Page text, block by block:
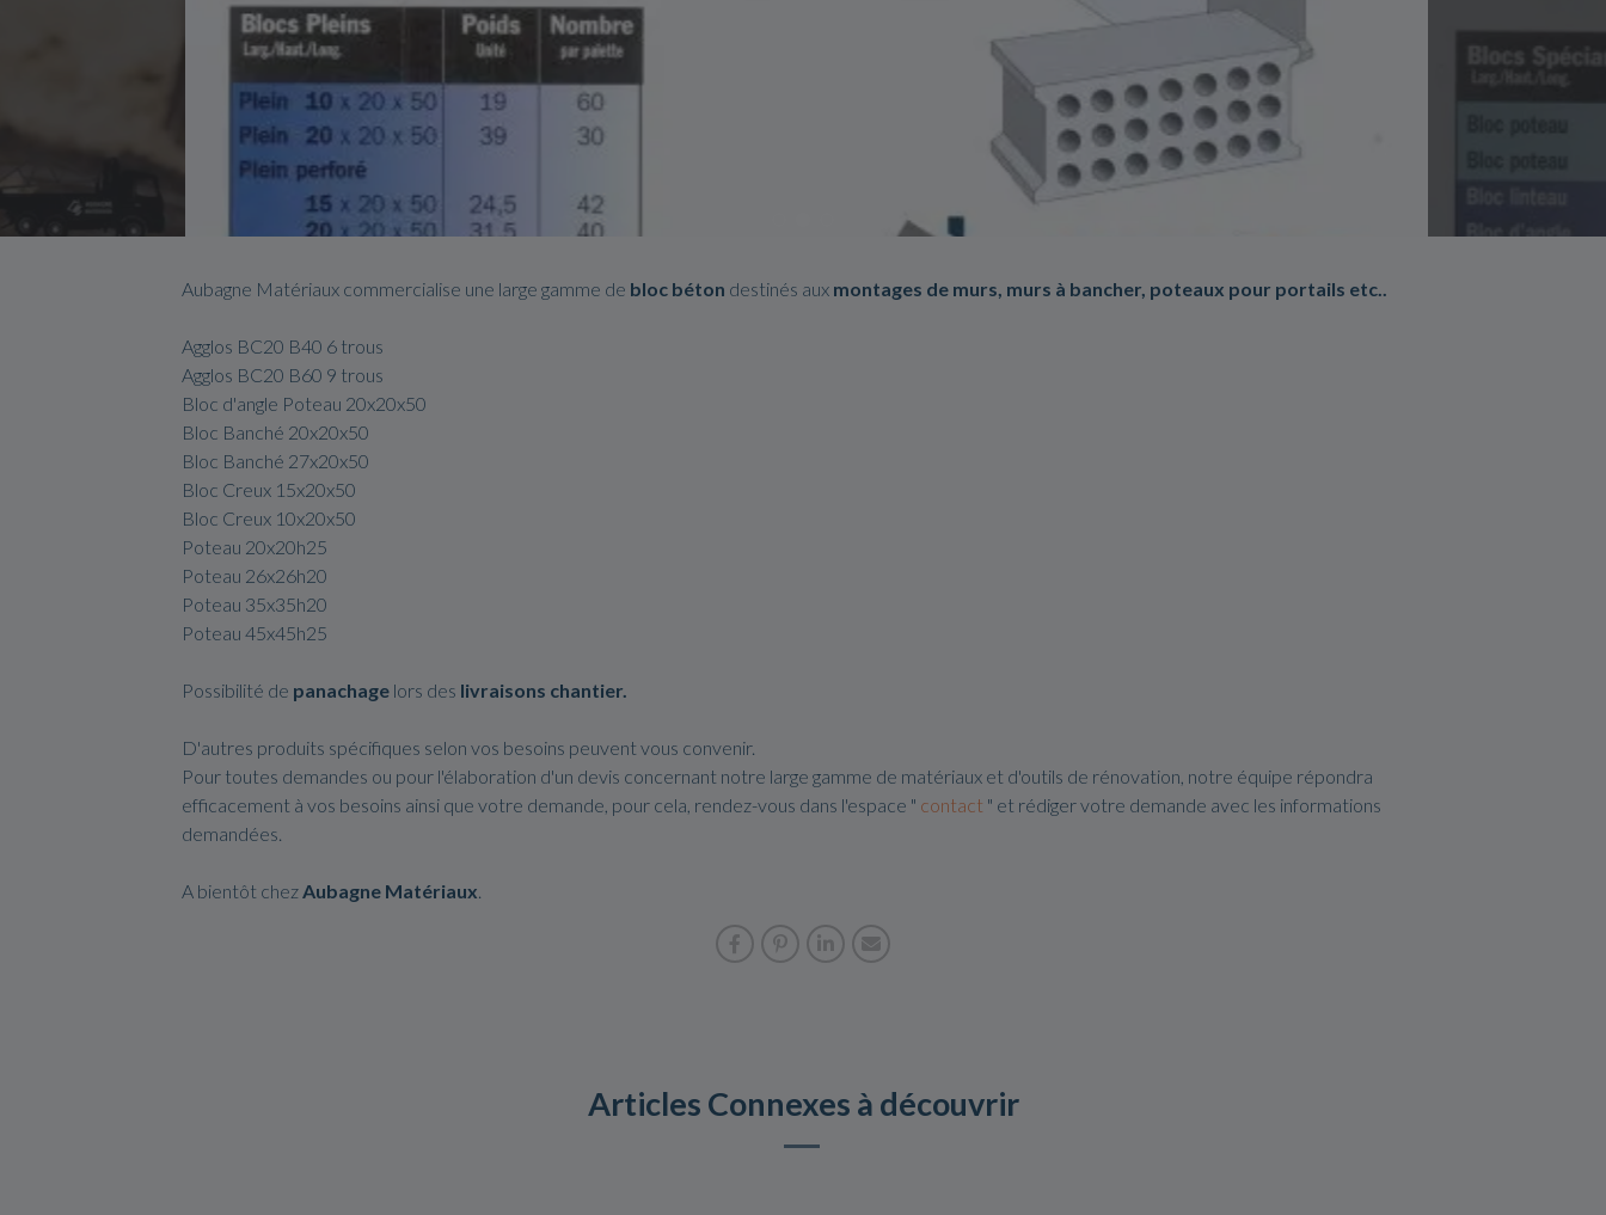
Aubagne Matériaux commercialise une large gamme de bloc béton destinés aux montages de murs, murs à bancher, poteaux pour portails etc..
Agglos BC20 B40 6 trous
Agglos BC20 B60 9 trous
Bloc d'angle Poteau 20x20x50
Bloc Banché 20x20x50
Bloc Banché 27x20x50
Bloc Creux 15x20x50
Bloc Creux 10x20x50
Poteau 20x20h25
Poteau 26x26h20
Poteau 35x35h20
Poteau 45x45h25
Possibilité de panachage lors des livraisons chantier.
D'autres produits spécifiques selon vos besoins peuvent vous convenir.
Pour toutes demandes ou pour l'élaboration d'un devis concernant notre large gamme de matériaux et d'outils de rénovation, notre équipe répondra
efficacement à vos besoins ainsi que votre demande, pour cela, rendez-vous dans l'espace " contact " et rédiger votre demande avec les informations
demandées.
A bientôt chezAubagne Matériaux.
Articles Connexes à découvrir